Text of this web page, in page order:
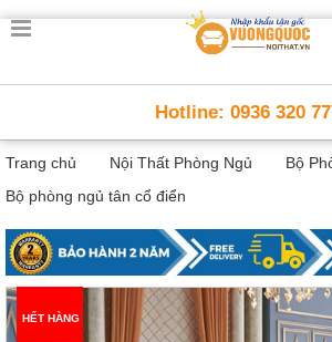
Trang
Thông
Minh
Nội
thất
minh
Nội
Thất
Trẻ
Hotline: 0936 320
Trang chủ Nội Thất Phòng Ngủ
Bộ
Bộ phòng ngủ tân cổ điển
HẾT HÀNG